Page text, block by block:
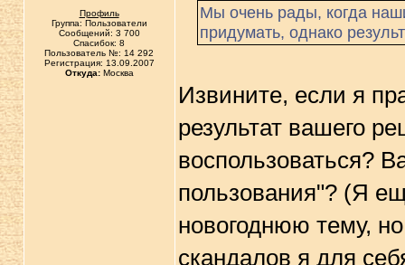
Профиль
Группа: Пользователи
Сообщений: 3 700
Спасибок: 8
Пользователь №: 14 292
Регистрация: 13.09.2007
Откуда:Москва
Мы очень рады, когда
придумать, однако
Извините, если я
результат вашего
воспользоваться?
пользования"? (Я
новогоднюю тему,
скандалов я для